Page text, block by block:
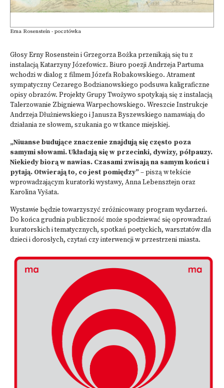
Erna Rosenstein - pocztówka
Głosy Erny Rosenstein i Grzegorza Bożka przenikają się tu z
instalacją Katarzyny Józefowicz. Biuro poezji Andrzeja Partuma
wchodzi w dialog z filmem Józefa Robakowskiego. Atrament
sympatyczny Cezarego Bodzianowskiego podsuwa kaligraficzne
opisy obrazów. Projekty Grupy Twożywo spotykają się z instalacją
Talerzowanie Zbigniewa Warpechowskiego. Wreszcie Instrukcje
Andrzeja Dłużniewskiego i Janusza Byszewskiego namawiają do
działania ze słowem, szukania go w tkance miejskiej.
„Niuanse budujące znaczenie znajdują się często poza
samymi słowami. Układają się w przecinki, dywizy, półpauzy.
Niekiedy biorą w nawias. Czasami zwisają na samym końcu i
pytają. Otwierają to, co jest pomiędzy”– piszą w tekście
wprowadzającym kuratorki wystawy, Anna Lebensztejn oraz
Karolina Vyšata.
Wystawie będzie towarzyszyć zróżnicowany program wydarzeń.
Do końca grudnia publiczność może spodziewać się oprowadzań
kuratorskich i tematycznych, spotkań poetyckich, warsztatów dla
dzieci i dorosłych, czytań czy interwencji w przestrzeni miasta.